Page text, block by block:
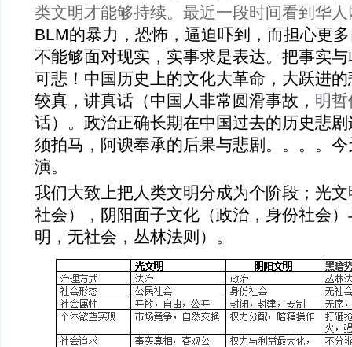
类文明才能够持续。最近一段时间看到华人
BLM的暴力，恐怖，逼迫吓到，而担心更
不能够面对现实，实事求是表达。把事实
可悲！中国历史上的文化大革命，大跃进
较真，讲真话（中国人非常圆滑事故， 明哲
话）。政治正确长期在中国过去的历史悲
须拍马，阿谀奉承的后果与悲剧。。。。
演。
我们大致上把人类文明分成为个阶段；光
社会），阴阳面子文化（政治，身份社会
明，无社会，丛林法则）。